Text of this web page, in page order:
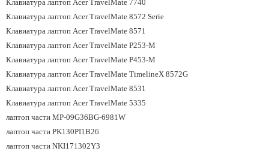
Клавиатура лаптоп Acer TravelMate 7740
Клавиатура лаптоп Acer TravelMate 8572 Serie
Клавиатура лаптоп Acer TravelMate 8571
Клавиатура лаптоп Acer TravelMate P253-M
Клавиатура лаптоп Acer TravelMate P453-M
Клавиатура лаптоп Acer TravelMate TimelineX 8572G
Клавиатура лаптоп Acer TravelMate 8531
Клавиатура лаптоп Acer TravelMate 5335
лаптоп части MP-09G36BG-6981W
лаптоп части PK130PI1B26
лаптоп части NKI171302Y3